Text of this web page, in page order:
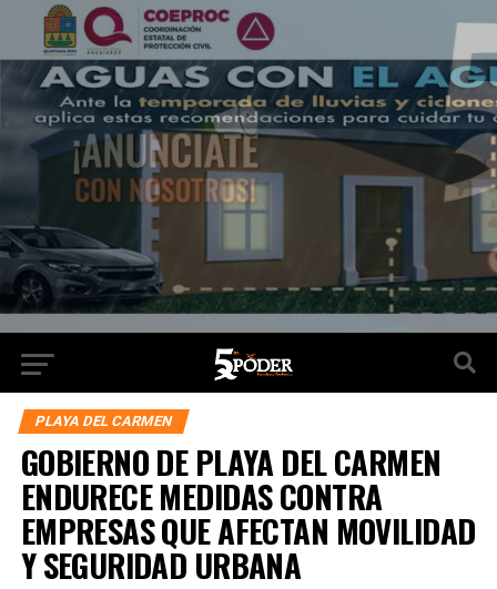
PLAYA DEL CARMEN
GOBIERNO DE PLAYA DEL CARMEN
ENDURECE MEDIDAS CONTRA
EMPRESAS QUE AFECTAN MOVILIDAD
Y SEGURIDAD URBANA